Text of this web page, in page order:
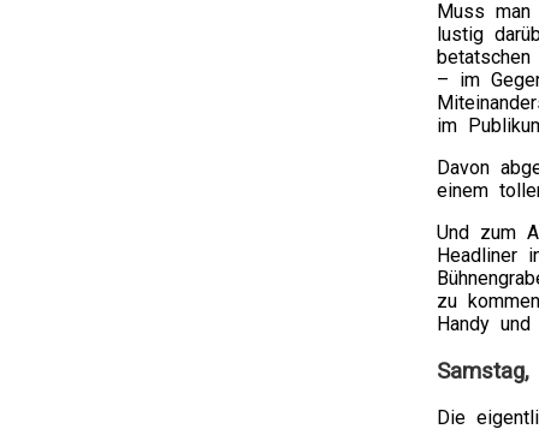
Muss man
lustig
– im
im
Davon
einem
Und zum
Headliner
zu
Handy
Die